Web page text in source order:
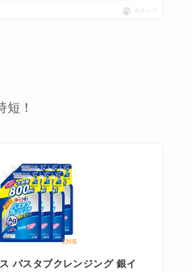
ポチップ
短！
バスタブクレンジング 銀イ